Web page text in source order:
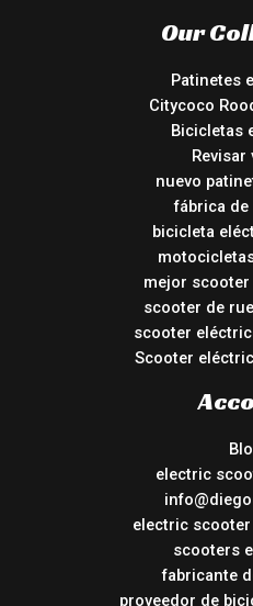
Our
Patinetes
Citycoco
Bicicletas
Revisar
nuevo
fábrica
bicicleta
mejor
scooter de
scooter
Scooter
electric
electric
scooters
fabricante
proveedor de